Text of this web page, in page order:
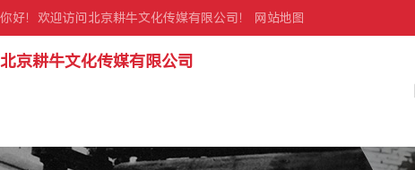
你好！欢迎访问北京耕牛文化传媒有限公司！ 网站地图
北京耕牛文化传媒有限公司